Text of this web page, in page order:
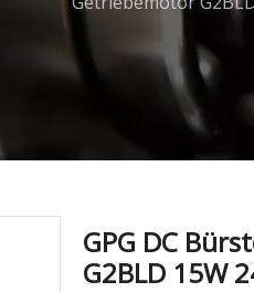
GPG DC
G2BLD 15W